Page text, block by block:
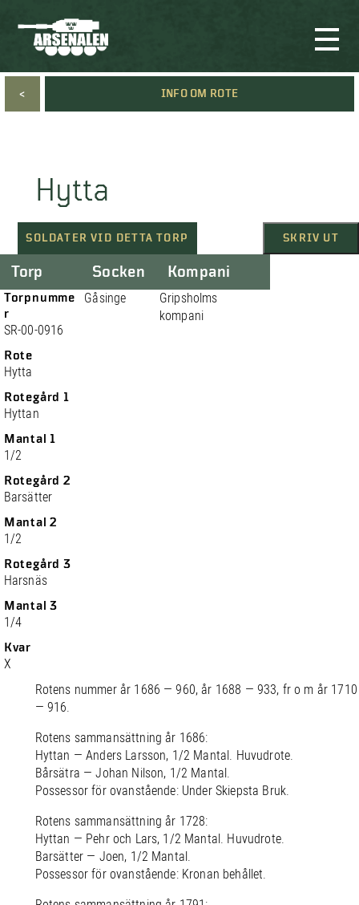
< INFO OM ROTE
Hytta
SOLDATER VID DETTA TORP SKRIV UT
Torp
Torpnumme
r
SR-00-0916
Rote
Hytta
Rotegård 1
Hyttan
Mantal 1
1/2
Rotegård 2
Barsätter
Mantal 2
1/2
Rotegård 3
Harsnäs
Mantal 3
1/4
Kvar
X
Socken
Gåsinge
Kompani
Gripsholms
kompani
Rotens nummer år 1686 — 960, år 1688 — 933, fr o m år 1710
— 916.
Rotens sammansättning år 1686:
Hyttan — Anders Larsson, 1/2 Mantal. Huvudrote.
Bårsätra — Johan Nilson, 1/2 Mantal.
Possessor för ovanstående: Under Skiepsta Bruk.
Rotens sammansättning år 1728:
Hyttan — Pehr och Lars, 1/2 Mantal. Huvudrote.
Barsätter — Joen, 1/2 Mantal.
Possessor för ovanstående: Kronan behållet.